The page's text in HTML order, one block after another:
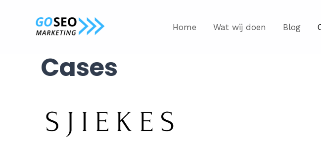
Home Wat wij doen Blog
Cases